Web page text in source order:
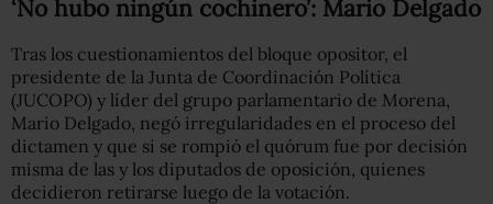
‘No hubo ningún cochinero’: Mario Delgado
Tras los cuestionamientos del bloque opositor, el
presidente de la Junta de Coordinación Política
(JUCOPO) y líder del grupo parlamentario de Morena,
Mario Delgado, negó irregularidades en el proceso del
dictamen y que si se rompió el quórum fue por decisión
misma de las y los diputados de oposición, quienes
decidieron retirarse luego de la votación.